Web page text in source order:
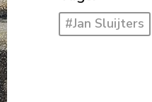
#Jan Sluijters